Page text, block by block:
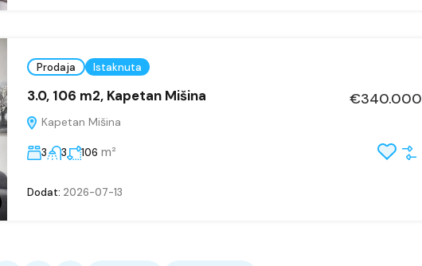
Prodaja Istaknuta
3.0, 106 m2, Kapetan Mišina
Kapetan Mišina
€340.000
3 3 106 m²
Dodat: 2026-07-13